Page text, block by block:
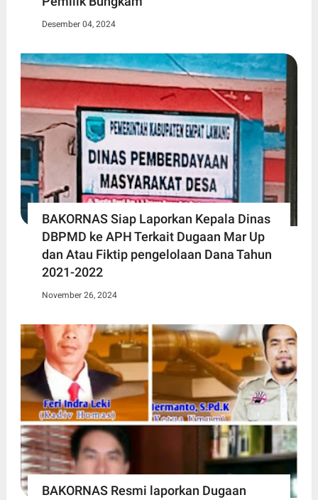
Desember 04, 2024
BAKORNAS Siap Laporkan Kepala Dinas
DBPMD ke APH Terkait Dugaan Mar Up
dan Atau Fiktip pengelolaan Dana Tahun
2021-2022
November 26, 2024
BAKORNAS Resmi laporkan Dugaan